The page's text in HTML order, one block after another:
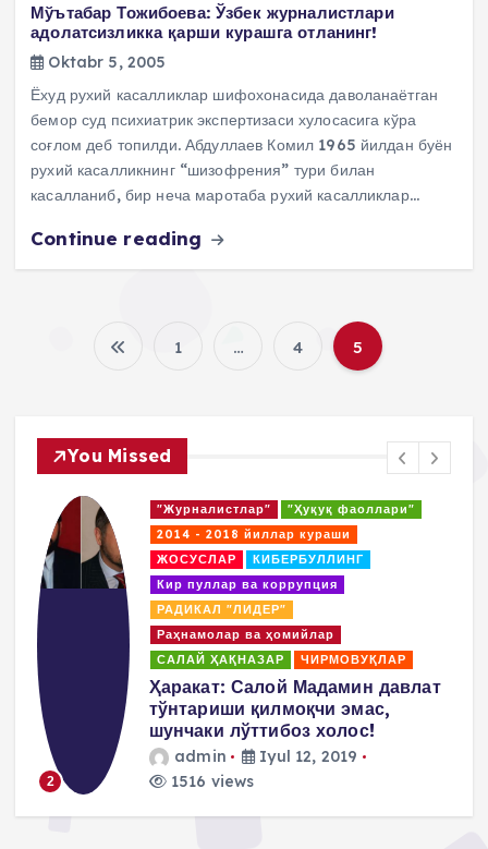
Мўътабар Тожибоева: Ўзбек журналистлари
адолатсизликка қарши курашга отланинг!
Oktabr 5, 2005
Ёхуд рухий касалликлар шифохонасида даволанаётган
бемор суд психиатрик экспертизаси хулосасига кўра
соғлом деб топилди. Абдуллаев Комил 1965 йилдан буён
рухий касалликнинг “шизофрения” тури билан
касалланиб, бир неча маротаба рухий касалликлар…
Continue reading
P
t
s
p
a
g
i
1 … 4 5
You Missed
2
"Журналистлар"
"Ҳуқуқ фаоллари"
2014 - 2018 йиллар кураши
ЖОСУСЛАР
КИБЕРБУЛЛИНГ
Кир пуллар ва коррупция
РАДИКАЛ "ЛИДЕР"
Раҳнамолар ва ҳомийлар
САЛАЙ ҲАҚНАЗАР
ЧИРМОВУҚЛАР
Ҳаракат: Салой Мадамин давлат
тўнтариши қилмоқчи эмас,
шунчаки лўттибоз холос!
admin
Iyul 12, 2019
1516 views